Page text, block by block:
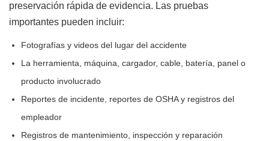
preservación rápida de evidencia. Las pruebas
importantes pueden incluir:
Fotografías y videos del lugar del accidente
La herramienta, máquina, cargador, cable, batería, panel o
producto involucrado
Reportes de incidente, reportes de OSHA y registros del
empleador
Registros de mantenimiento, inspección y reparación